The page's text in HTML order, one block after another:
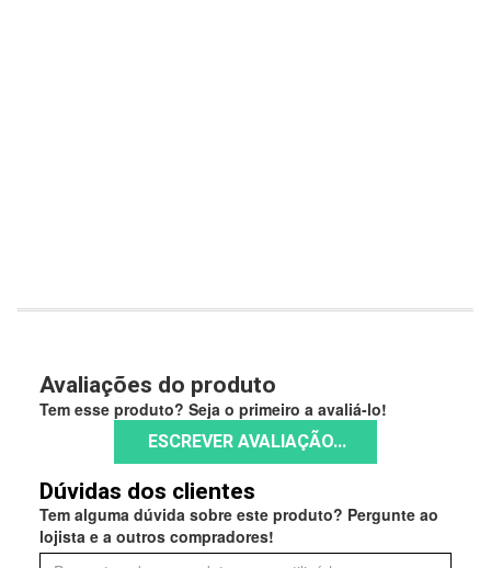
Avaliações do produto
Tem esse produto? Seja o primeiro a avaliá-lo!
ESCREVER AVALIAÇÃO...
Dúvidas dos clientes
Tem alguma dúvida sobre este produto? Pergunte ao
lojista e a outros compradores!